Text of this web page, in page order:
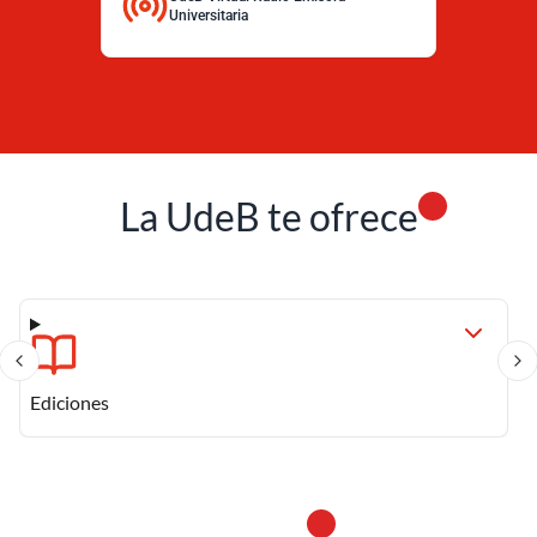
Universitaria
La UdeB te ofrece